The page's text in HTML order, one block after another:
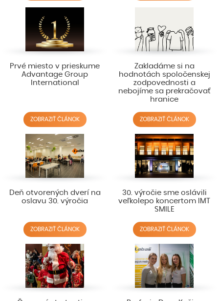
Prvé miesto v prieskume
Advantage Group
International
ZOBRAZIŤ ČLÁNOK
Zakladáme si na
hodnotách spoločenskej
zodpovednosti a
nebojíme sa prekračovať
hranice
ZOBRAZIŤ ČLÁNOK
Deň otvorených dverí na
oslavu 30. výročia
ZOBRAZIŤ ČLÁNOK
30. výročie sme oslávili
veľkolepo koncertom IMT
SMILE
ZOBRAZIŤ ČLÁNOK